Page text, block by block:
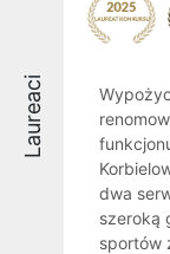
Laureaci
dwa
szeroką
sportów